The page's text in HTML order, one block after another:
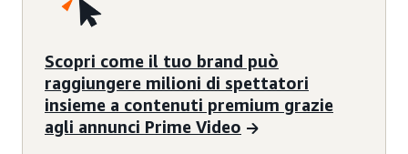
Scopri come il tuo brand può
raggiungere milioni di spettatori
insieme a contenuti premium grazie
agli annunci Prime Video